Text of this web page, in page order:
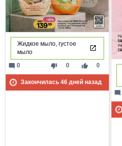
Жидкое мыло, густое
мыло
thumb_down 0 thumb_up 0
mode_comment 0
Закончилась 46дней назад
mode_comment